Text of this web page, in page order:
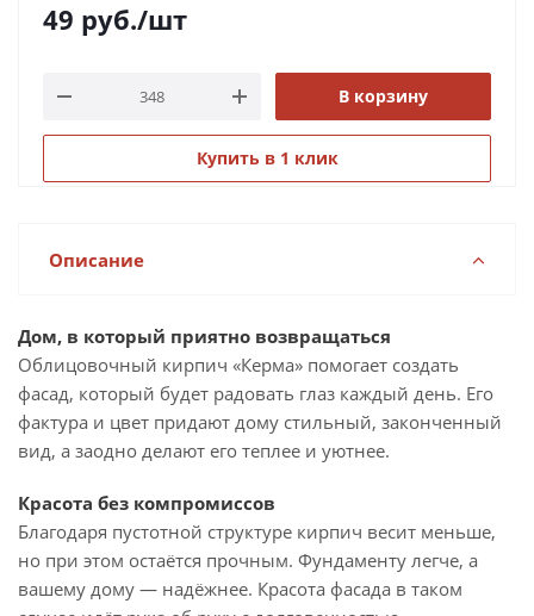
49 руб./шт
В корзину
Купить в 1 клик
Описание
Дом, в который приятно возвращаться
Облицовочный кирпич «Керма» помогает создать
фасад, который будет радовать глаз каждый день. Его
фактура и цвет придают дому стильный, законченный
вид, а заодно делают его теплее и уютнее.
Красота без компромиссов
Благодаря пустотной структуре кирпич весит меньше,
но при этом остаётся прочным. Фундаменту легче, а
вашему дому — надёжнее. Красота фасада в таком